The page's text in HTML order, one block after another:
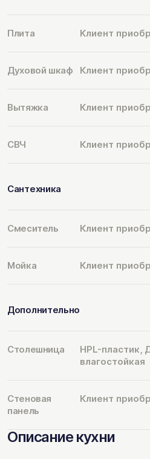
Плита Клиент
Духовой шкаф Клиент
Вытяжка Клиент
СВЧ Клиент
Сантехника
Смеситель Клиент
Мойка Клиент
Дополнительно
Столешница
HPL-пластик,
влагостойкая
Стеновая
панель
Клиент
Описание кухни